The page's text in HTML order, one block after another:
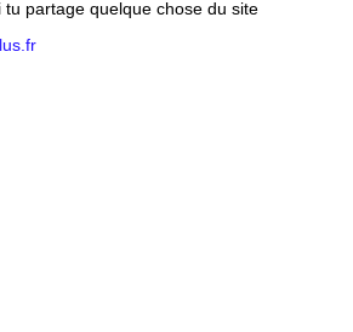
partage quelque chose du site